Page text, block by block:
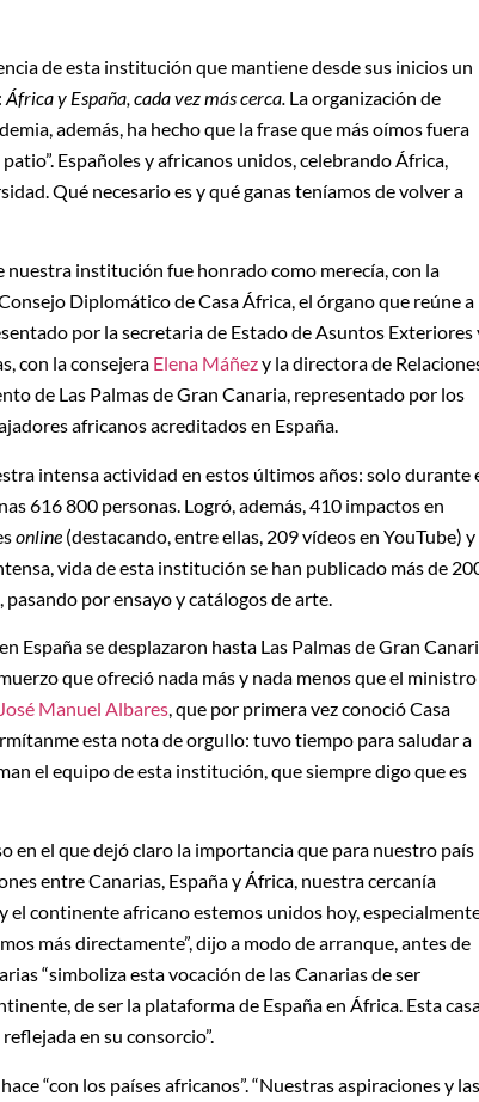
de esta institución que mantiene desde sus inicios un
África y España, cada vez más cerca. La organización de
además, ha hecho que la frase que más oímos fuera
Españoles y africanos unidos, celebrando África,
Qué necesario es y qué ganas teníamos de volver a
institución fue honrado como merecía, con la
Diplomático de Casa África, el órgano que reúne a
por la secretaria de Estado de Asuntos Exteriores
con la consejera Elena Máñezy la directora de
de Las Palmas de Gran Canaria, representado por los
africanos acreditados en España.
intensa actividad en estos últimos años: solo durante
616 800 personas. Logró, además, 410 impactos en
online (destacando, entre ellas, 209 vídeos en YouTube) y
vida de esta institución se han publicado más de
por ensayo y catálogos de arte.
España se desplazaron hasta Las Palmas de Gran
que ofreció nada más y nada menos que el ministro
José Manuel Albares, que por primera vez conoció Casa
esta nota de orgullo: tuvo tiempo para saludar a
el equipo de esta institución, que siempre digo que es
en el que dejó claro la importancia que para nuestro país
entre Canarias, España y África, nuestra cercanía
el continente africano estemos unidos hoy,
más directamente”, dijo a modo de arranque, antes de
“simboliza esta vocación de las Canarias de ser
de ser la plataforma de España en África. Esta
en su consorcio”.
“con los países africanos”. “Nuestras aspiraciones y las